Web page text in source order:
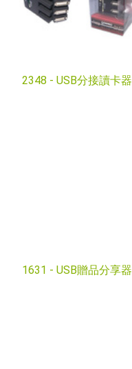
2348 - USB分接讀卡器
1631 - USB贈品分享器